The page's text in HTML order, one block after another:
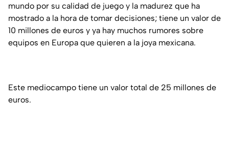
mundo por su calidad de juego y la madurez que ha
mostrado a la hora de tomar decisiones; tiene un valor de
10 millones de euros y ya hay muchos rumores sobre
equipos en Europa que quieren a la joya mexicana.
Este mediocampo tiene un valor total de 25 millones de
euros.